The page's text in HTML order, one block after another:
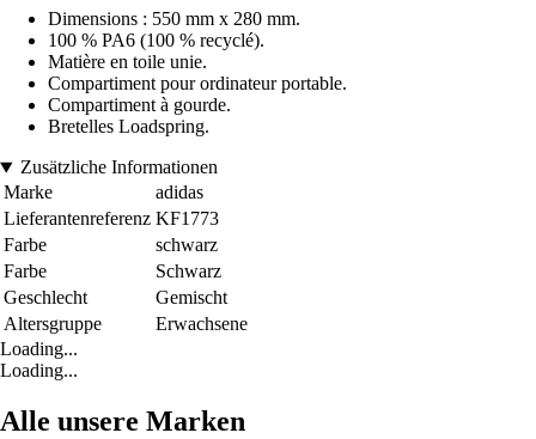
Dimensions : 550 mm x 280 mm.
100 % PA6 (100 % recyclé).
Matière en toile unie.
Compartiment pour ordinateur portable.
Compartiment à gourde.
Bretelles Loadspring.
Zusätzliche Informationen
Marke
adidas
Lieferantenreferenz KF1773
Farbe
schwarz
Farbe
Schwarz
Geschlecht
Gemischt
Altersgruppe
Erwachsene
Loading...
Loading...
Alle unsere Marken